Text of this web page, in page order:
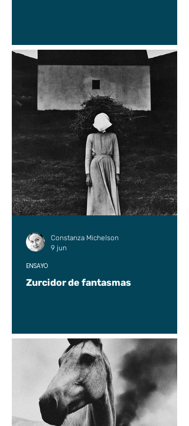
Zurcidor de fantasmas
ENSAYO
Constanza Michelson
9 jun